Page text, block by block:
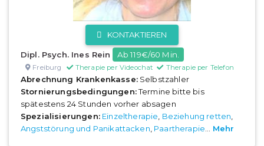
KONTAKTIEREN
Dipl. Psych. Ines Rein Ab 119€/60 Min.
Freiburg Therapie per Videochat Therapie per Telefon
Abrechnung Krankenkasse:Selbstzahler
Stornierungsbedingungen:Termine bitte bis
spätestens 24 Stunden vorher absagen
Spezialisierungen: Einzeltherapie Beziehung retten
Angststörung und Panikattacken Paartherapie Mehr